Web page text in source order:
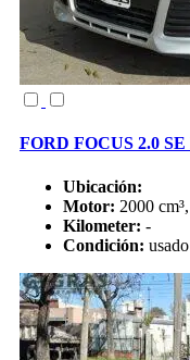
FORD FOCUS 2.0
Ubicación:
Motor: 2000
Kilometer: -
Condición: usado